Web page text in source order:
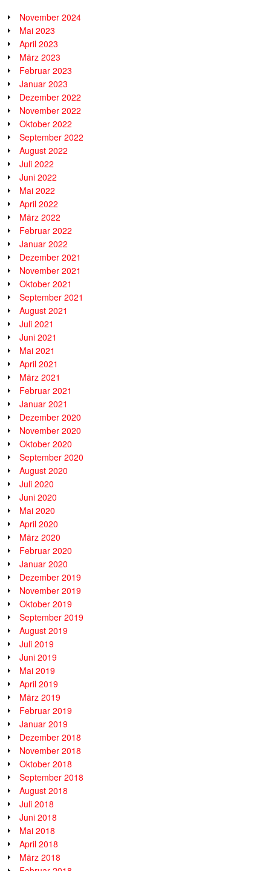
November 2024
Mai 2023
April 2023
März 2023
Februar 2023
Januar 2023
Dezember 2022
November 2022
Oktober 2022
September 2022
August 2022
Juli 2022
Juni 2022
Mai 2022
April 2022
März 2022
Februar 2022
Januar 2022
Dezember 2021
November 2021
Oktober 2021
September 2021
August 2021
Juli 2021
Juni 2021
Mai 2021
April 2021
März 2021
Februar 2021
Januar 2021
Dezember 2020
November 2020
Oktober 2020
September 2020
August 2020
Juli 2020
Juni 2020
Mai 2020
April 2020
März 2020
Februar 2020
Januar 2020
Dezember 2019
November 2019
Oktober 2019
September 2019
August 2019
Juli 2019
Juni 2019
Mai 2019
April 2019
März 2019
Februar 2019
Januar 2019
Dezember 2018
November 2018
Oktober 2018
September 2018
August 2018
Juli 2018
Juni 2018
Mai 2018
April 2018
März 2018